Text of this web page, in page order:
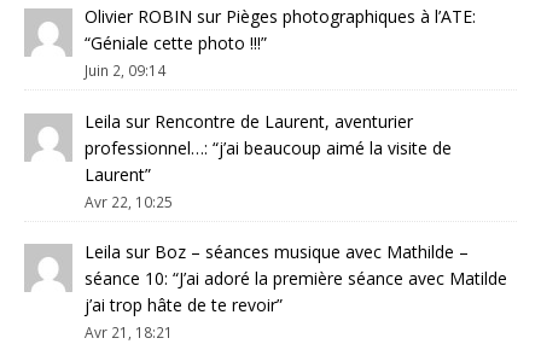
Olivier ROBIN sur Pièges photographiques à l’ATE:
“Géniale cette photo !!!”
Juin 2, 09:14
Leila sur Rencontre de Laurent, aventurier
professionnel…: “j’ai beaucoup aimé la visite de
Laurent”
Avr 22, 10:25
Leila sur Boz – séances musique avec Mathilde –
séance 10: “J’ai adoré la première séance avec Matilde
j’ai trop hâte de te revoir”
Avr 21, 18:21